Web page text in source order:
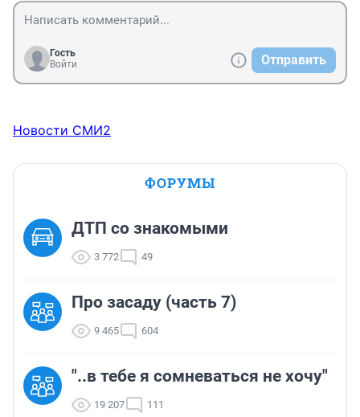
Гость
Войти
Отправить
Новости СМИ2
ФОРУМЫ
ДТП со знакомыми
3 772 49
Про засаду (часть 7)
9 465 604
"..в тебе я сомневаться не хочу"
19 207 111